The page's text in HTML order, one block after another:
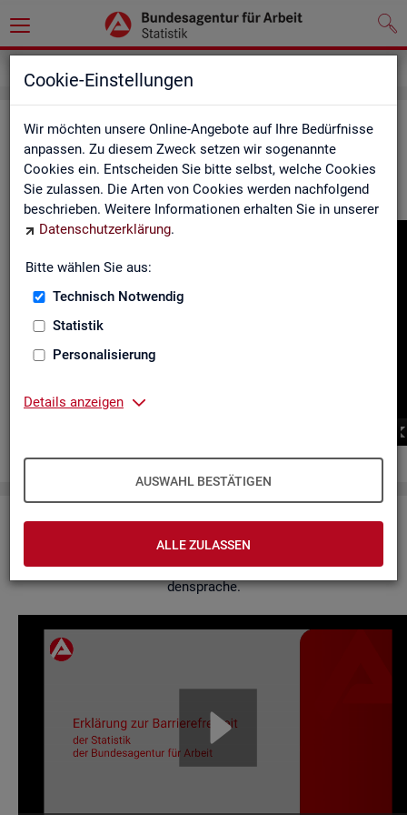
Cookie-Einstellungen
Wir möchten unsere Online-Angebote auf Ihre Bedürfnisse
anpassen. Zu diesem Zweck setzen wir sogenannte
Cookies ein. Entscheiden Sie bitte selbst, welche Cookies
Sie zulassen. Die Arten von Cookies werden nachfolgend
beschrieben. Weitere Informationen erhalten Sie in unserer
Datenschutzerklärung.
Bitte wählen Sie aus:
Technisch Notwendig
Statistik
Personalisierung
Details anzeigen
AUSWAHL BESTÄTIGEN
ALLE ZULASSEN
In­for­ma­tio­nen in Ge­bär­den­spra­che
Hier fin­den Sie unser In­for­ma­ti­ons­vi­deo in Deut­scher Ge­bär­
den­spra­che.
Video-
er
Er­klä­rung zur Bar­rie­re­frei­heit
Hier fin­den Sie un­se­re Er­klä­rung zur Bar­rie­re­frei­heit in Ge­bär­
den­spra­che.